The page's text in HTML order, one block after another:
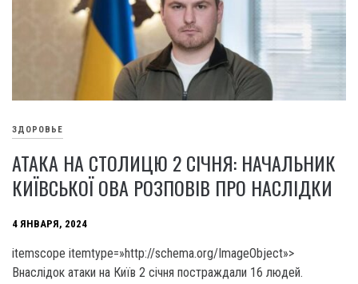
ЗДОРОВЬЕ
АТАКА НА СТОЛИЦЮ 2 СІЧНЯ: НАЧАЛЬНИК
КИЇВСЬКОЇ ОВА РОЗПОВІВ ПРО НАСЛІДКИ
4 ЯНВАРЯ, 2024
itemscope itemtype=»http://schema.org/ImageObject»>
Внаслідок атаки на Київ 2 січня постраждали 16 людей.